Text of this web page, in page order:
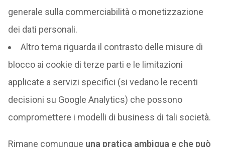
generale sulla commerciabilità o monetizzazione
dei dati personali.
Altro tema riguarda il contrasto delle misure di
blocco ai cookie di terze parti e le limitazioni
applicate a servizi specifici (si vedano le recenti
decisioni su Google Analytics) che possono
compromettere i modelli di business di tali società.
Rimane comunque una pratica ambigua e che può